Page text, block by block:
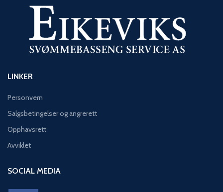
LINKER
Personvern
Salgsbetingelser og angrerett
Opphavsrett
Avviklet
SOCIAL MEDIA